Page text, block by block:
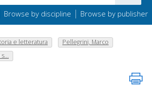
Browse by discipline | Browse by publisher
e letteratura
Pellegrini, Marco